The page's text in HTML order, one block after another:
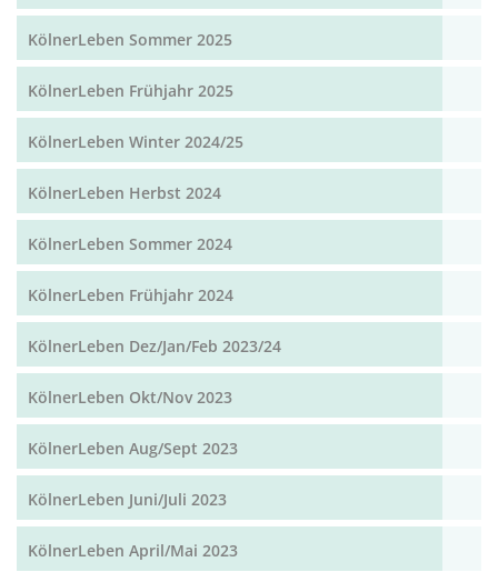
KölnerLeben Sommer 2025
KölnerLeben Frühjahr 2025
KölnerLeben Winter 2024/25
KölnerLeben Herbst 2024
KölnerLeben Sommer 2024
KölnerLeben Frühjahr 2024
KölnerLeben Dez/Jan/Feb 2023/24
KölnerLeben Okt/Nov 2023
KölnerLeben Aug/Sept 2023
KölnerLeben Juni/Juli 2023
KölnerLeben April/Mai 2023